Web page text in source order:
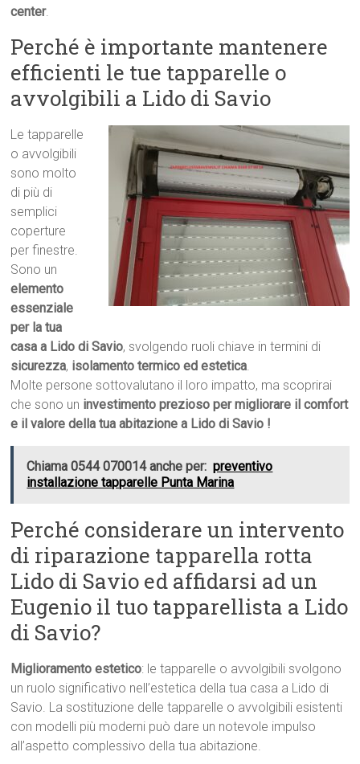
center.
Perché è importante mantenere
efficienti le tue tapparelle o
avvolgibili a Lido di Savio
Le tapparelle
o avvolgibili
sono molto
di più di
semplici
coperture
per finestre.
Sono un
elemento
essenziale
per la tua
casa a Lido di Savio, svolgendo ruoli chiave in termini di
sicurezza, isolamento termico ed estetica.
Molte persone sottovalutano il loro impatto, ma scoprirai
che sono un investimento prezioso per migliorare il comfort
e il valore della tua abitazione a Lido di Savio !
Chiama 0544 070014 anche per: preventivo
installazione tapparelle Punta Marina
Perché considerare un intervento
di riparazione tapparella rotta
Lido di Savio ed affidarsi ad un
Eugenio il tuo tapparellista a Lido
di Savio?
Miglioramento estetico: le tapparelle o avvolgibili svolgono
un ruolo significativo nell’estetica della tua casa a Lido di
Savio. La sostituzione delle tapparelle o avvolgibili esistenti
con modelli più moderni può dare un notevole impulso
all’aspetto complessivo della tua abitazione.